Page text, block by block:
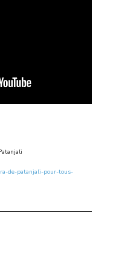
de-patanjali-pour-tous-